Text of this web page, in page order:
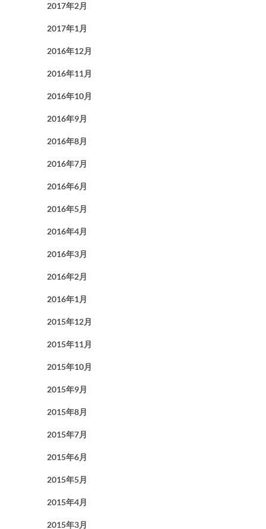
2017年2月
2017年1月
2016年12月
2016年11月
2016年10月
2016年9月
2016年8月
2016年7月
2016年6月
2016年5月
2016年4月
2016年3月
2016年2月
2016年1月
2015年12月
2015年11月
2015年10月
2015年9月
2015年8月
2015年7月
2015年6月
2015年5月
2015年4月
2015年3月